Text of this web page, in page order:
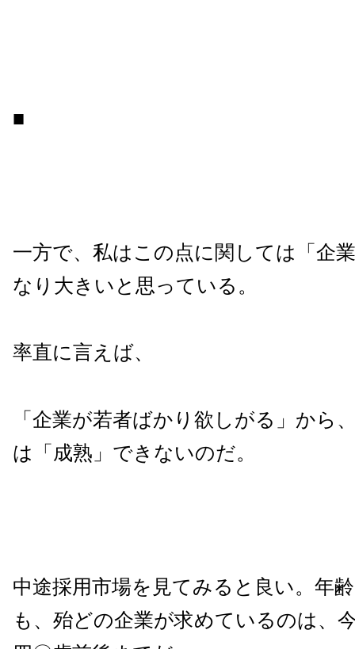
■
一方で、私はこの点に関しては「企
なり大きいと思っている。
率直に言えば、
「企業が若者ばかり欲しがる」から
は「成熟」できないのだ。
中途採用市場を見てみると良い。年
も、殆どの企業が求めているのは、